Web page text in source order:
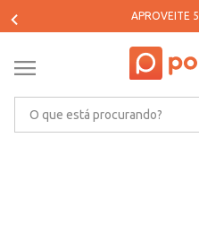
APROVEITE